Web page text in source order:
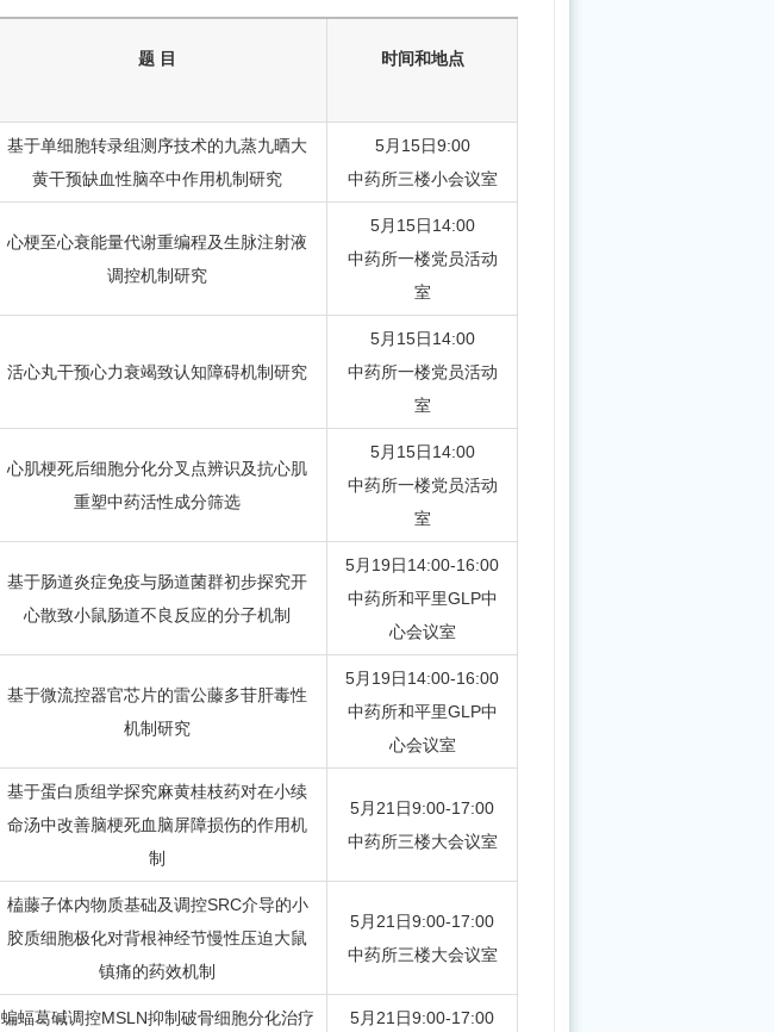
题 目 时间和地点
基于单细胞转录组测序技术的九蒸九晒大
黄干预缺血性脑卒中作用机制研究
5月15日9:00
中药所三楼小会议室
心梗至心衰能量代谢重编程及生脉注射液
调控机制研究
5月15日14:00
中药所一楼党员活动
室
活心丸干预心力衰竭致认知障碍机制研究
5月15日14:00
中药所一楼党员活动
室
心肌梗死后细胞分化分叉点辨识及抗心肌
重塑中药活性成分筛选
5月15日14:00
中药所一楼党员活动
室
基于肠道炎症免疫与肠道菌群初步探究开
心散致小鼠肠道不良反应的分子机制
5月19日14:00-16:00
中药所和平里GLP中
心会议室
基于微流控器官芯片的雷公藤多苷肝毒性
机制研究
5月19日14:00-16:00
中药所和平里GLP中
心会议室
基于蛋白质组学探究麻黄桂枝药对在小续
命汤中改善脑梗死血脑屏障损伤的作用机
制
5月21日9:00-17:00
中药所三楼大会议室
榼藤子体内物质基础及调控SRC介导的小
胶质细胞极化对背根神经节慢性压迫大鼠
镇痛的药效机制
5月21日9:00-17:00
中药所三楼大会议室
蝙蝠葛碱调控MSLN抑制破骨细胞分化治疗
5月21日9:00-17:00